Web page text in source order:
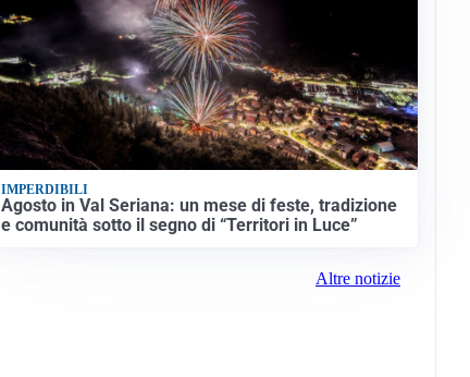
IMPERDIBILI
Agosto in Val Seriana: un mese di feste, tradizione
e comunità sotto il segno di “Territori in Luce”
Altre notizie